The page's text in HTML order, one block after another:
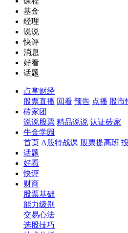
基金
经理
说说
快评
消息
好看
话题
点掌财经
股票直播 回看 预告 点播 股市
砖家团
说说股票 精品说说 认证砖家
牛金学园
首页 A股特战课 股票提高班
话题
好看
快评
财商
股票基础
能力级别
交易心法
选股技巧